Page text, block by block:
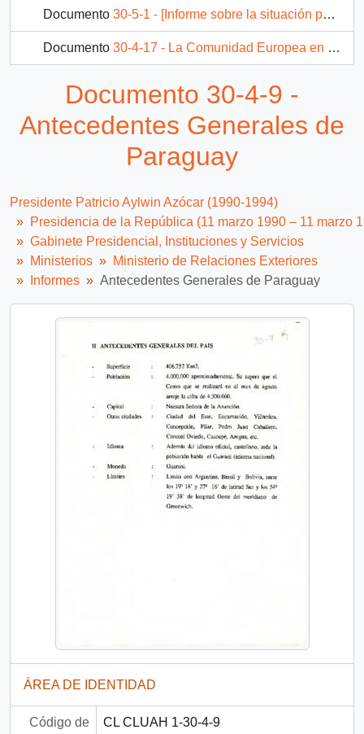
Documento 30-5-1 - [Informe sobre la situación política y económica de Francia]
Documento 30-4-17 - La Comunidad Europea en el momento actual
Documento 30-5-2 - [Informe sobre aspectos de la relación entre Chile y el Gobierno Francés]
Documento 30-4-9 -
Antecedentes Generales de
Paraguay
Presidente Patricio Aylwin Azócar (1990-1994)
Presidencia de la República (11 marzo 1990 – 11 marzo
Gabinete Presidencial, Instituciones y Servicios
Ministerios
Ministerio de Relaciones Exteriores
Informes
Antecedentes Generales de Paraguay
ÁREA DE IDENTIDAD
Código de CL CLUAH 1-30-4-9